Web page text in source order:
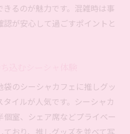
子が語る池袋シーシャ活用
活の相性についての本音ト
るのが魅力です。混雑時は事
が安心して過ごすポイントと
のシーシャカフェに推しグッ
イルが人気です。シーシャカ
個室、シェア席などプライベー